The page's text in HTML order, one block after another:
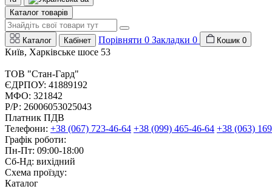
Каталог товарів
Каталог Кабінет Порівняти 0 Закладки 0 Кошик 0
Київ, Харківське шосе 53
ТОВ "Стан-Гард"
ЄДРПОУ: 41889192
МФО: 321842
Р/Р: 26006053025043
Платник ПДВ
Телефони: +38 (067) 723-46-64 +38 (099) 465-46-64 +38 (063)
Графік роботи:
Пн-Пт: 09:00-18:00
Сб-Нд: вихідний
Схема проїзду:
Каталог